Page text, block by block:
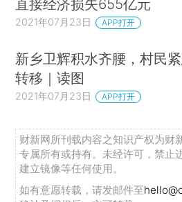
直接经济损失655亿元
2021年07月23日 APP打开
新乡卫辉积水齐腰，村民
转移｜读图
2021年07月23日 APP打开
财新网所刊载内容之知识产权为财
专属所有或持有。未经许可，禁止
建立镜像等任何使用。
如有意愿转载，请发邮件至